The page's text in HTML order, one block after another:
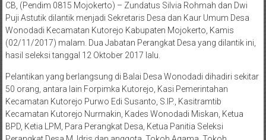
CB, (Pendim 0815 Mojokerto) – Zundatus Silvia Rohmah dan Dwi
Puji Astutik dilantik menjadi Sekretaris Desa dan Kaur Umum Desa
Wonodadi Kecamatan Kutorejo Kabupaten Mojokerto, Kamis
(02/11/2017) malam. Dua Jabatan Perangkat Desa yang dilantik ini,
hasil seleksi tanggal 12 Oktober 2017 lalu.
Pelantikan yang berlangsung di Balai Desa Wonodadi dihadiri sekitar
50 orang, antara lain Forpimka Kutorejo, Kasi Pemerintahan
Kecamatan Kutorejo Purwo Edi Susanto, S.IP., Kasitramtib
Kecamatan Kutorejo Nurmakin, Kades Wonodadi Miskan, Ketua
BPD, Ketia LPM, Para Perangkat Desa, Ketua Panitia Seleksi